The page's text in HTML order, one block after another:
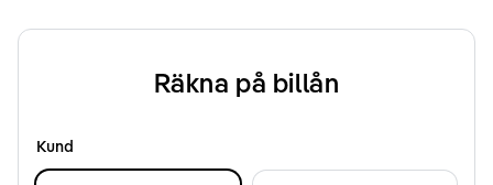
Räkna på billån
Kund